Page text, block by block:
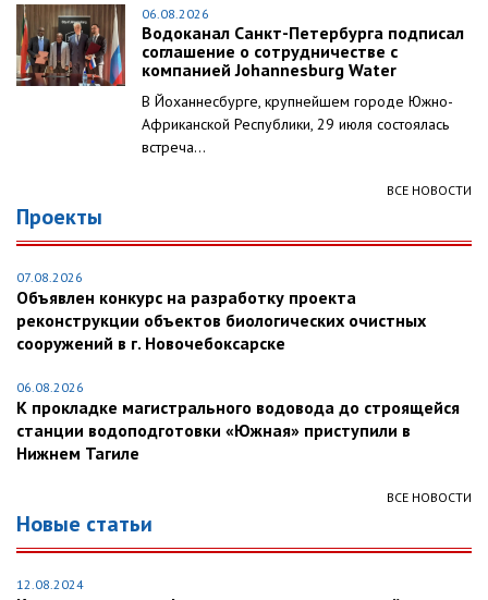
06.08.2026
Водоканал Санкт-Петербурга подписал
соглашение о сотрудничестве с
компанией Johannesburg Water
В Йоханнесбурге, крупнейшем городе Южно-
Африканской Республики, 29 июля состоялась
встреча...
ВСЕ НОВОСТИ
Проекты
07.08.2026
Объявлен конкурс на разработку проекта
реконструкции объектов биологических очистных
сооружений в г. Новочебоксарске
06.08.2026
К прокладке магистрального водовода до строящейся
станции водоподготовки «Южная» приступили в
Нижнем Тагиле
ВСЕ НОВОСТИ
Новые статьи
12.08.2024